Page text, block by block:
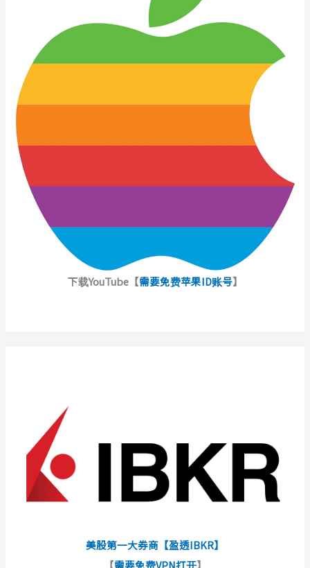
下载YouTube【需要免费苹果ID账号】
美股第一大券商【盈透IBKR】
【需要免费VPN打开】